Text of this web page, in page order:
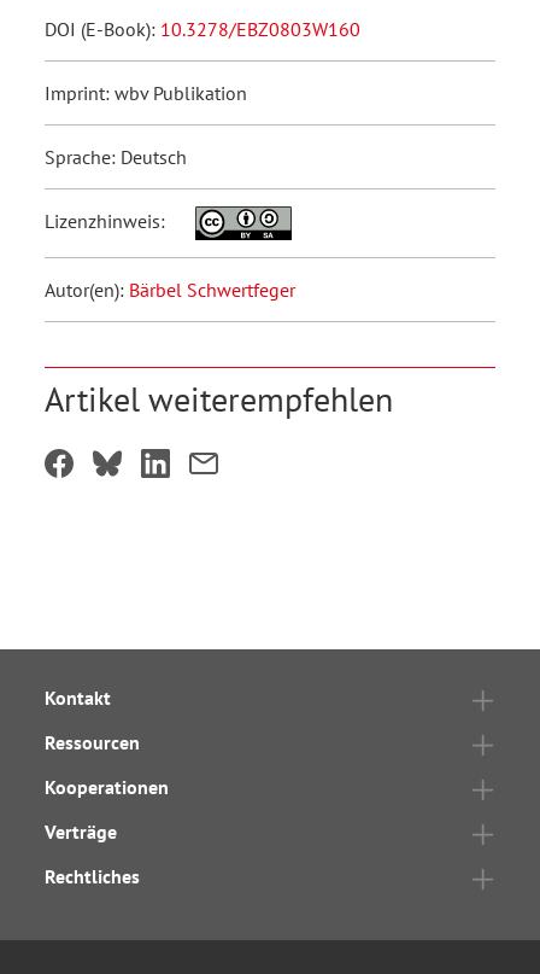
DOI (E-Book): 10.3278/EBZ0803W160
Imprint: wbv Publikation
Sprache: Deutsch
Lizenzhinweis:
Autor(en): Bärbel Schwertfeger
Artikel weiterempfehlen
Kontakt
Ressourcen
Kooperationen
Verträge
Rechtliches